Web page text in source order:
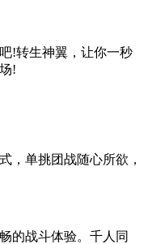
!转生神翼，让你一秒
!
，单挑团战随心所欲，
的战斗体验。千人同